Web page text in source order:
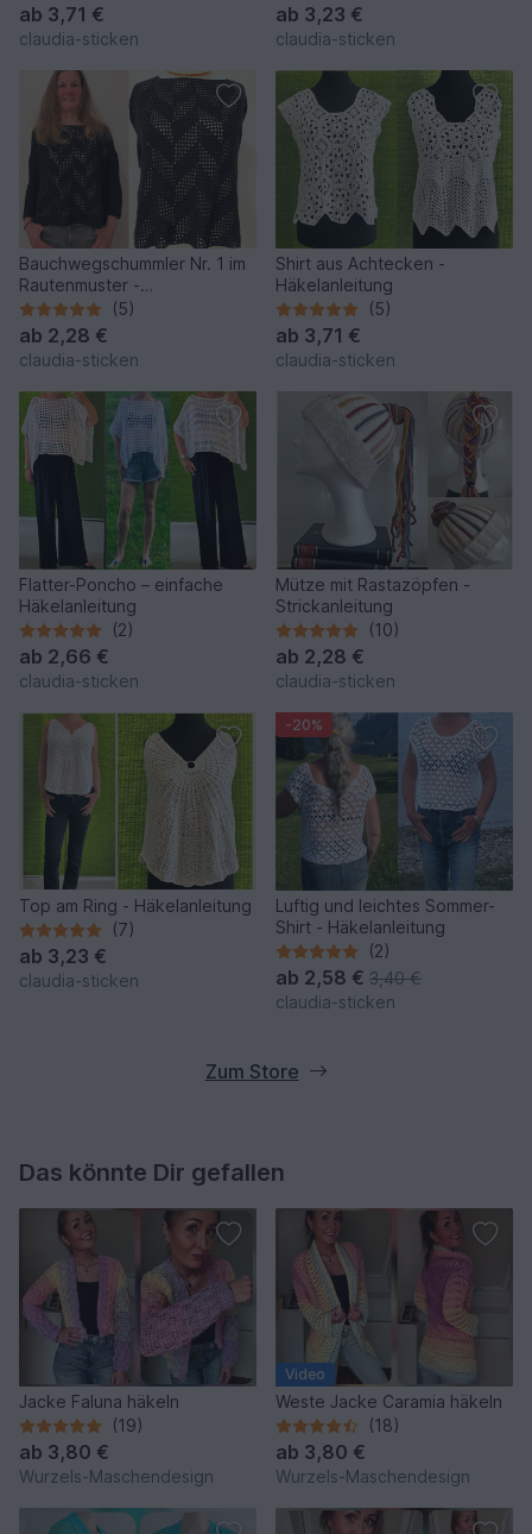
ab 3,71 €
claudia-sticken
ab 3,23 €
claudia-sticken
Bauchwegschummler Nr. 1 im
Rautenmuster -
Häkelanleitung
(5)
ab 2,28 €
claudia-sticken
Shirt aus Achtecken -
Häkelanleitung
(5)
ab 3,71 €
claudia-sticken
Flatter-Poncho – einfache
Häkelanleitung
(2)
ab 2,66 €
claudia-sticken
Mütze mit Rastazöpfen -
Strickanleitung
(10)
ab 2,28 €
claudia-sticken
Top am Ring - Häkelanleitung
(7)
ab 3,23 €
claudia-sticken
-20%
Luftig und leichtes Sommer-
Shirt - Häkelanleitung
(2)
ab 2,58 € 3,40 €
claudia-sticken
Zum Store
Das könnte Dir gefallen
Jacke Faluna häkeln
(19)
ab 3,80 €
Wurzels-Maschendesign
Video
Weste Jacke Caramia häkeln
(18)
ab 3,80 €
Wurzels-Maschendesign